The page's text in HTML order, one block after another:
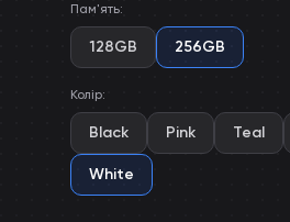
Пам'ять:
128GB 256GB
Колір:
Black Pink Teal
White